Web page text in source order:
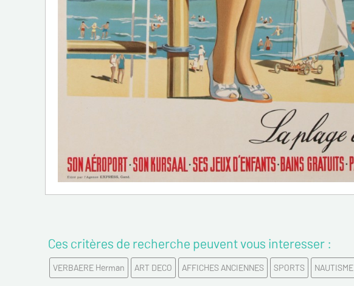
Ces critères de recherche peuvent vous interesser :
VERBAERE Herman ART DECO AFFICHES ANCIENNES SPORTS NAUTISME